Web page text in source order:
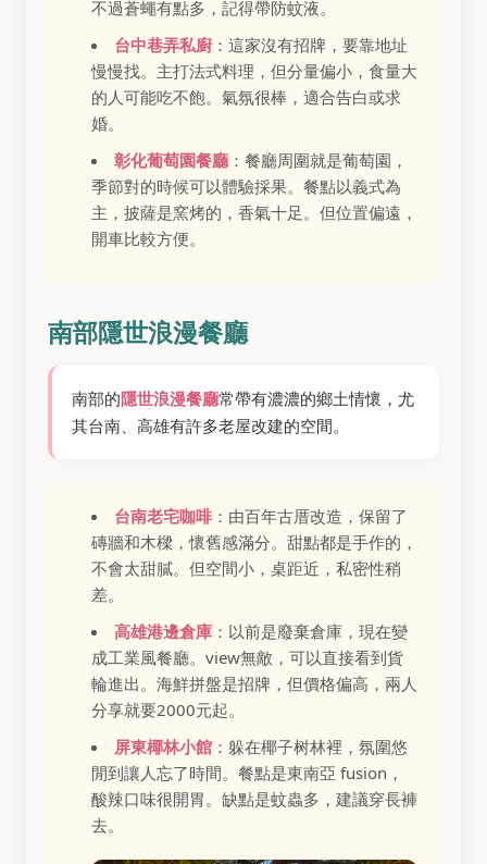
不過蒼蠅有點多，記得帶防蚊液。
台中巷弄私廚 ：這家沒有招牌，要靠地址
慢慢找。主打法式料理，但分量偏小，食量大
的人可能吃不飽。氣氛很棒，適合告白或求
婚。
彰化葡萄園餐廳 ：餐廳周圍就是葡萄園，
季節對的時候可以體驗採果。餐點以義式為
主，披薩是窯烤的，香氣十足。但位置偏遠，
開車比較方便。
南部隱世浪漫餐廳
南部的隱世浪漫餐廳常帶有濃濃的鄉土情懷，尤
其台南、高雄有許多老屋改建的空間。
台南老宅咖啡 ：由百年古厝改造，保留了
磚牆和木樑，懷舊感滿分。甜點都是手作的，
不會太甜膩。但空間小，桌距近，私密性稍
差。
高雄港邊倉庫 ：以前是廢棄倉庫，現在變
成工業風餐廳。view無敵，可以直接看到貨
輪進出。海鮮拼盤是招牌，但價格偏高，兩人
分享就要2000元起。
屏東椰林小館 ：躲在椰子树林裡，氛圍悠
閒到讓人忘了時間。餐點是東南亞 fusion，
酸辣口味很開胃。缺點是蚊蟲多，建議穿長褲
去。